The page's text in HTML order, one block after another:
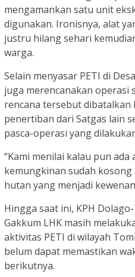
mengamankan satu unit
digunakan. Ironisnya, alat
justru hilang sehari
warga.
Selain menyasar PETI di
juga merencanakan operasi
rencana tersebut dibatalkan
penertiban dari Satgas lain
pasca-operasi yang
“Kami menilai kalau pun ada
kemungkinan sudah
hutan yang menjadi
Hingga saat ini, KPH
Gakkum LHK masih
aktivitas PETI di wilayah
belum dapat memastikan
berikutnya.